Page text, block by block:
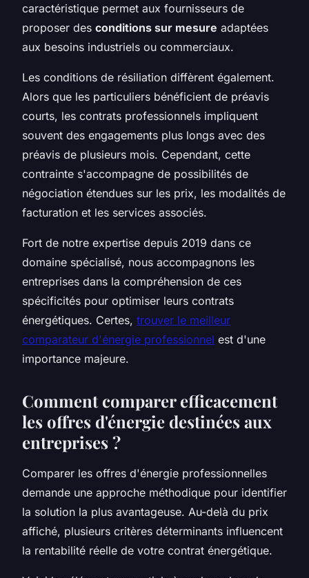
caractéristique permet aux fournisseurs de
proposer des conditions sur mesure adaptées
aux besoins industriels ou commerciaux.
Les conditions de résiliation diffèrent également.
Alors que les particuliers bénéficient de préavis
courts, les contrats professionnels impliquent
souvent des engagements plus longs avec des
préavis de plusieurs mois. Cependant, cette
contrainte s'accompagne de possibilités de
négociation étendues sur les prix, les modalités de
facturation et les services associés.
Fort de notre expertise depuis 2019 dans ce
domaine spécialisé, nous accompagnons les
entreprises dans la compréhension de ces
spécificités pour optimiser leurs contrats
énergétiques. Certes, trouver le meilleur
comparateur d'énergie professionnel est d'une
importance majeure.
Comment comparer efficacement
les offres d'énergie destinées aux
entreprises ?
Comparer les offres d'énergie professionnelles
demande une approche méthodique pour identifier
la solution la plus avantageuse. Au-delà du prix
affiché, plusieurs critères déterminants influencent
la rentabilité réelle de votre contrat énergétique.